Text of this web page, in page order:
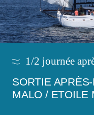
1/2 journée
SORTIE
MALO / ETOILE